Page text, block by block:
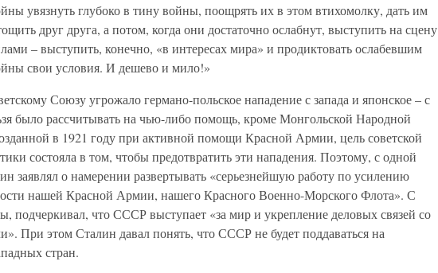
увязнуть глубоко в тину войны, поощрять их в этом втихомолку, дать им
друг друга, а потом, когда они достаточно ослабнут, выступить на сцену
– выступить, конечно, «в интересах мира» и продиктовать ослабевшим
свои условия. И дешево и мило!»
Союзу угрожало германо-польское нападение с запада и японское – с
было рассчитывать на чью-либо помощь, кроме Монгольской Народной
в 1921 году при активной помощи Красной Армии, цель советской
состояла в том, чтобы предотвратить эти нападения. Поэтому, с одной
заявлял о намерении развертывать «серьезнейшую работу по усилению
нашей Красной Армии, нашего Красного Военно-Морского Флота». С
подчеркивал, что СССР выступает «за мир и укрепление деловых связей со
При этом Сталин давал понять, что СССР не будет поддаваться на
стран.